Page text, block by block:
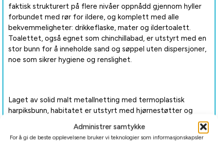
Administrer samtykke
For å gi de beste opplevelsene bruker vi teknologier som informasjonskapsler
faktisk strukturert på flere nivåer oppnådd gjennom hyller
forbundet med rør for ildere, og komplett med alle
bekvemmeligheter: drikkeflaske, mater og ildertoalett.
Toalettet, også egnet som chinchillabad, er utstyrt med en
stor bunn for å inneholde sand og søppel uten dispersjoner,
noe som sikrer hygiene og renslighet.
Laget av solid malt metallnetting med termoplastisk
harpiksbunn, habitatet er utstyrt med hjørnestøtter og
festeklips for å garantere maksimal soliditet og sikkerhet,
den har komfortable håndtak på taket for enkel bevegelse.